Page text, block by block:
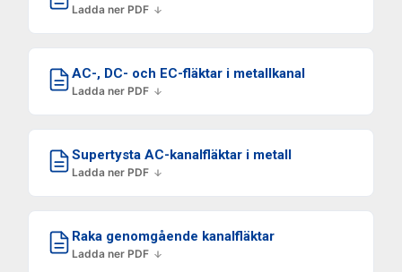
Ladda ner PDF
AC-, DC- och EC-fläktar i metallkanal
Ladda ner PDF
Supertysta AC-kanalfläktar i metall
Ladda ner PDF
Raka genomgående kanalfläktar
Ladda ner PDF